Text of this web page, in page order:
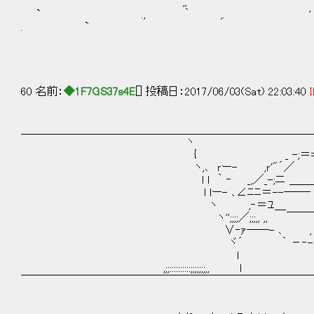
` ., ｀ ,. ' ＼
. `
60 名前： ◆1F7GS37s4E [] 投稿日：2017/06/03(Sat) 22:03:40
ヽ
{ _ -;＝
ヽ,､ ｒー- ,ｒ'"´／
l l ｀ ‐ _,／_-;ニ ＿＿_ -
l lー- ､∠ﾆﾆ＝--――‐
ヽ ,‐＝ﾕ＿
ヽ'';;;;／;;;,, ,, ￣￣￣￣｀
∨‐ｧ――- ､ , ;;; ､,_｀
ヾ´ ｀ －‐- ､ヽ;､ヾ;,
,;;::::::::::;;;;;;;,, l